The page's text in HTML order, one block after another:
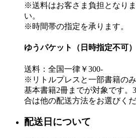
※送料はお客さま負担となり
い。
※時間帯の指定を承ります。
ゆうパケット（日時指定不可）
送料：全国一律￥300-
※リトルプレスと一部書籍のみ
基本書籍2冊までが対象です。
合は他の配送方法をお選びくだ
配送日について